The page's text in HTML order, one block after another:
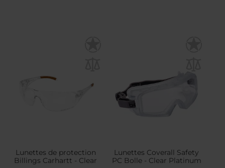
Lunettes de protection
Billings Carhartt - Clear
Lunettes Coverall Safety
PC Bolle - Clear Platinum